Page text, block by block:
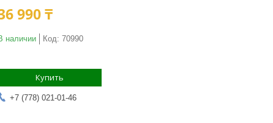
990 ₸
наличии Код: 70990
Купить
+7 (778) 021-01-46